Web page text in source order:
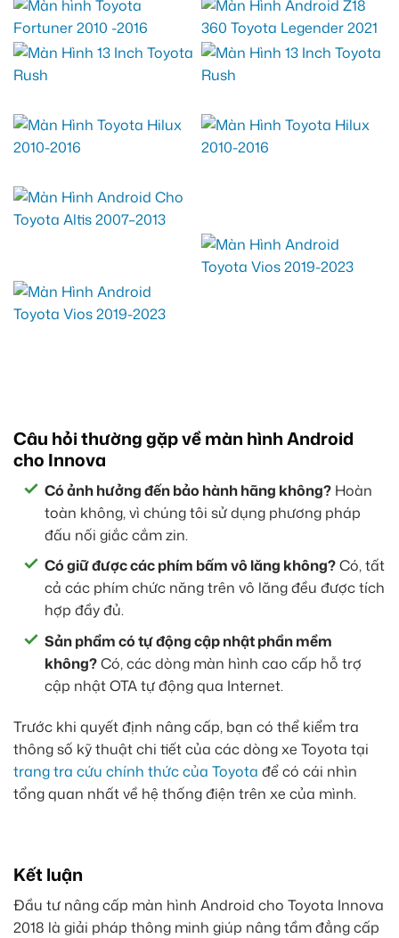
Câu hỏi thường gặp về màn hình Android
cho Innova
Có ảnh hưởng đến bảo hành hãng không? Hoàn
toàn không, vì chúng tôi sử dụng phương pháp
đấu nối giắc cắm zin.
Có giữ được các phím bấm vô lăng không?Có, tất
cả các phím chức năng trên vô lăng đều được tích
hợp đầy đủ.
Sản phẩm có tự động cập nhật phần mềm
không?Có, các dòng màn hình cao cấp hỗ trợ
cập nhật OTA tự động qua Internet.
Trước khi quyết định nâng cấp, bạn có thể kiểm tra
thông số kỹ thuật chi tiết của các dòng xe Toyota tại
trang tra cứu chính thức của Toyota để có cái nhìn
tổng quan nhất về hệ thống điện trên xe của mình.
Kết luận
Đầu tư nâng cấp màn hình Android cho Toyota Innova
2018 là giải pháp thông minh giúp nâng tầm đẳng cấp